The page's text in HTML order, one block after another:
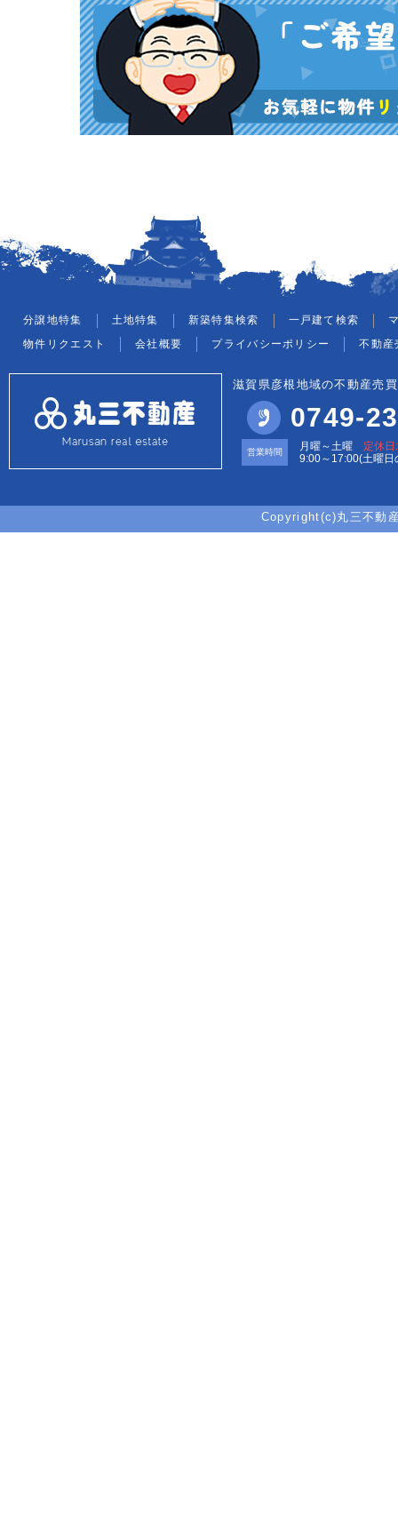
分譲地特集 土地特集 新築特集検索 一戸建て検索
物件リクエスト
会社概要 プライバシーポリシー 不動産
滋賀県彦根地域の不動産売
0749-
営業時間 月曜～土曜 定休
9:00～17:00(土曜日
Copyright(c)丸三不動